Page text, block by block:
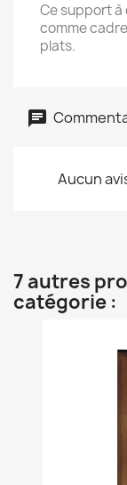
Ce support
comme
plats.
Aucun
7 autres
catégorie :